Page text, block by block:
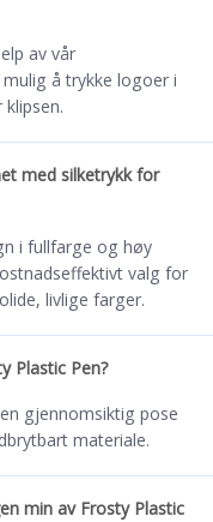
av vår
å trykke logoer i
med silketrykk for
i fullfarge og høy
valg for
livlige farger.
Plastic Pen?
gjennomsiktig pose
materiale.
min av Frosty Plastic